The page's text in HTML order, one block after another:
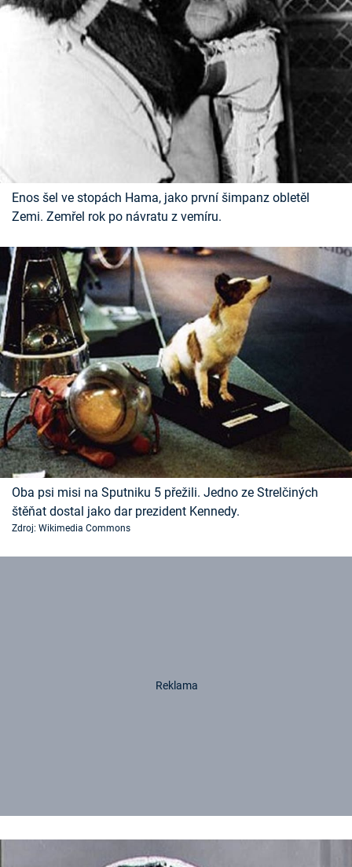
Enos šel ve stopách Hama, jako první šimpanz obletěl
Zemi. Zemřel rok po návratu z vemíru.
Oba psi misi na Sputniku 5 přežili. Jedno ze Strelčiných
štěňat dostal jako dar prezident Kennedy.
Zdroj: Wikimedia Commons